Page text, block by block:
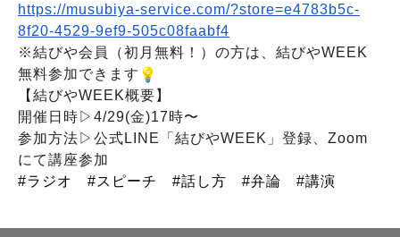
https://musubiya-service.com/?store=e4783b5c-
8f20-4529-9ef9-505c08faabf4
※結びや会員（初月無料！）の方は、 結びやWEEK
無料参加できます
【結びやWEEK概要】
開催日時▷4/29(金)17時〜
参加方法▷公式LINE「結びやWEEK」登録、 Zoom
にて講座参加
#ラジオ #スピーチ #話し方 #弁論 #講演